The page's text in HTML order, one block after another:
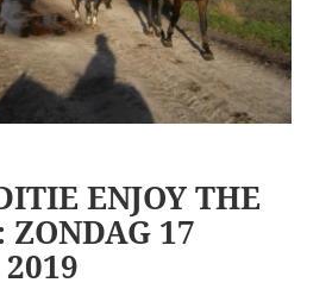
ENJOY THE
ZONDAG 17